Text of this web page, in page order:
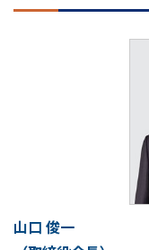
山口 俊一